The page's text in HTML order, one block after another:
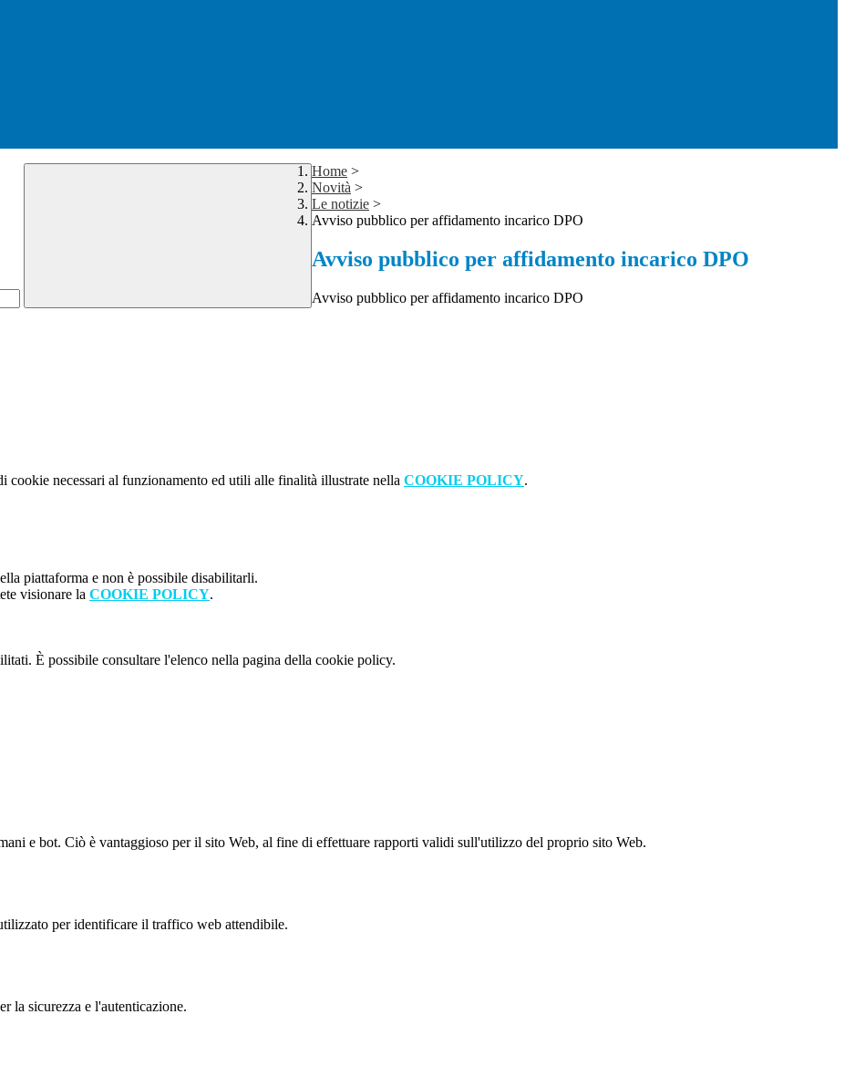
Home >
Novità >
Le notizie >
Avviso pubblico per affidamento incarico DPO
Avviso pubblico per affidamento incarico DPO
Avviso pubblico per affidamento incarico DPO
necessari al funzionamento ed utili alle finalità illustrate nella COOKIE POLICY.
piattaforma e non è possibile disabilitarli.
visionare la COOKIE POLICY.
È possibile consultare l'elenco nella pagina della cookie policy.
e bot. Ciò è vantaggioso per il sito Web, al fine di effettuare rapporti validi sull'utilizzo del proprio sito Web.
per identificare il traffico web attendibile.
la sicurezza e l'autenticazione.